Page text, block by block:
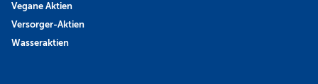
Vegane Aktien
Versorger-Aktien
Wasseraktien